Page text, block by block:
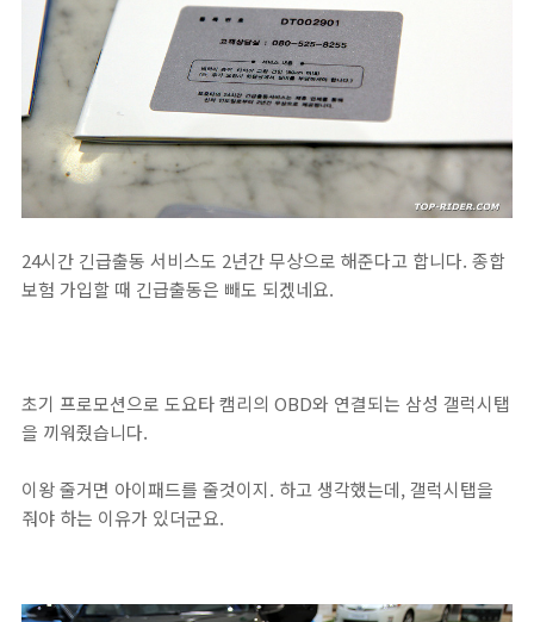
24시간 긴급출동 서비스도 2년간 무상으로 해준다고 합니다. 종합
보험 가입할 때 긴급출동은 빼도 되겠네요.
초기 프로모션으로 도요타 캠리의 OBD와 연결되는 삼성 갤럭시탭
을 끼워줬습니다.
이왕 줄거면 아이패드를 줄것이지. 하고 생각했는데, 갤럭시탭을
줘야 하는 이유가 있더군요.